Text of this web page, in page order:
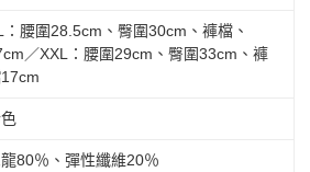
：腰圍28.5cm、臀圍30cm、褲檔、
／XXL：腰圍29cm、臀圍33cm、褲
80％、彈性纖維20％